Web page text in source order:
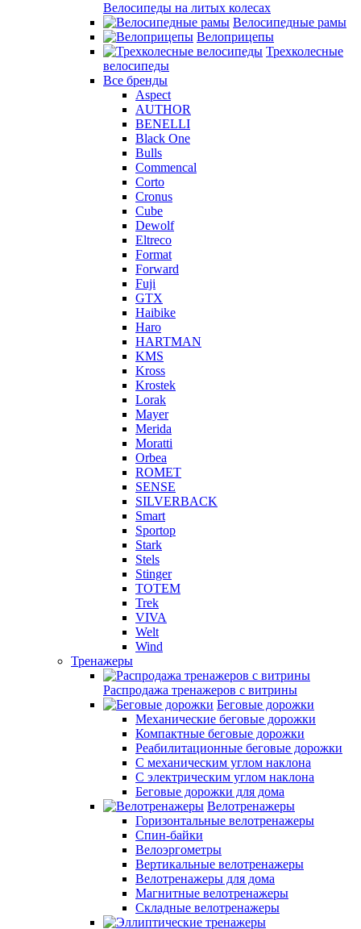
Велосипеды на литых колесах
Велосипедные рамы
Велоприцепы
Трехколесные
велосипеды
Все бренды
Aspect
AUTHOR
BENELLI
Black One
Bulls
Commencal
Corto
Cronus
Cube
Dewolf
Eltreco
Format
Forward
Fuji
GTX
Haibike
Haro
HARTMAN
KMS
Kross
Krostek
Lorak
Mayer
Merida
Moratti
Orbea
ROMET
SENSE
SILVERBACK
Smart
Sportop
Stark
Stels
Stinger
TOTEM
Trek
VIVA
Welt
Wind
Тренажеры
Распродажа тренажеров с витрины
Беговые дорожки
Механические беговые дорожки
Компактные беговые дорожки
Реабилитационные беговые дорожки
С механическим углом наклона
С электрическим углом наклона
Беговые дорожки для дома
Велотренажеры
Горизонтальные велотренажеры
Спин-байки
Велоэргометры
Вертикальные велотренажеры
Велотренажеры для дома
Магнитные велотренажеры
Складные велотренажеры